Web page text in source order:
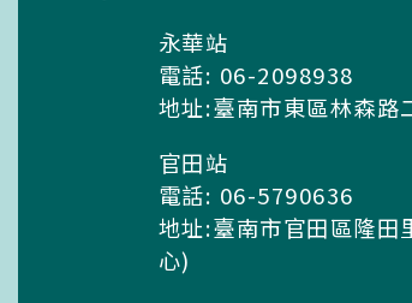
永華站
電話: 06-2098938
地址:臺南市東區林森
官田站
電話: 06-5790636
地址:臺南市官田區隆田
心)